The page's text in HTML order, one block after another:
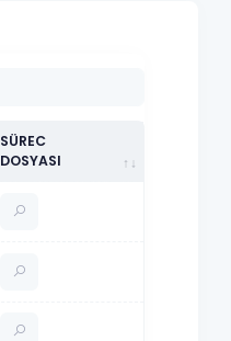
SÜREC
DOSYASI